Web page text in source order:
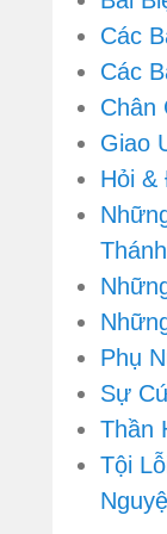
Các
Các
Chân
Giao
Hỏi &
Phụ
Sự
Thần
Tội